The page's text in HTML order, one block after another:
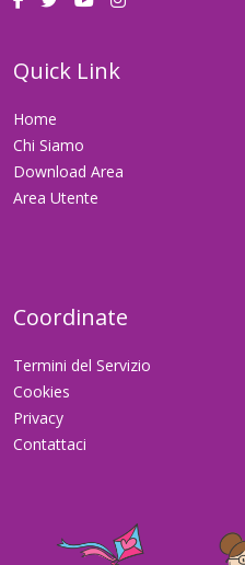
Quick Link
Home
Chi Siamo
Download Area
Area Utente
Coordinate
Termini del Servizio
Cookies
Privacy
Contattaci